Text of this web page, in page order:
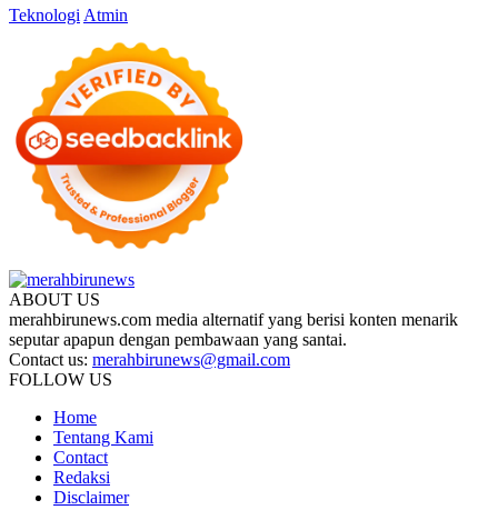
Teknologi Atmin
ABOUT US
merahbirunews.com media alternatif yang berisi konten menarik
seputar apapun dengan pembawaan yang santai.
Contact us: merahbirunews@gmail.com
FOLLOW US
Home
Tentang Kami
Contact
Redaksi
Disclaimer